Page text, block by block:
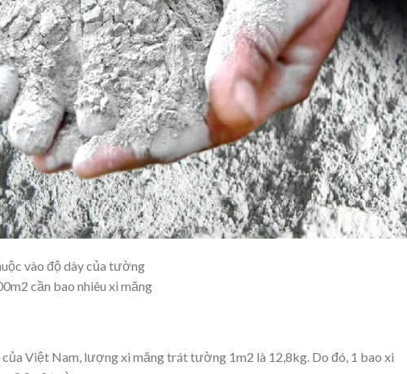
vào độ dày của tường
cần bao nhiêu xi măng
Việt Nam, lượng xi măng trát tường 1m2 là 12,8kg. Do đó, 1 bao xi